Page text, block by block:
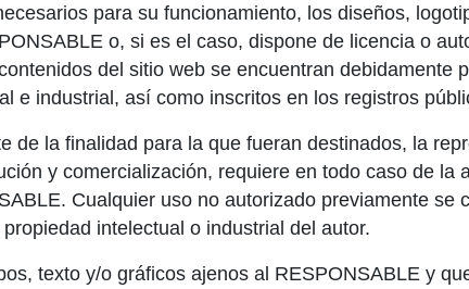
para su funcionamiento, los diseños,
o, si es el caso, dispone de licencia o
del sitio web se encuentran debidamente
e industrial, así como inscritos en los registros
de la finalidad para la que fueran destinados, la
y comercialización, requiere en todo caso de la
Cualquier uso no autorizado previamente se
intelectual o industrial del autor.
texto y/o gráficos ajenos al RESPONSABLE y